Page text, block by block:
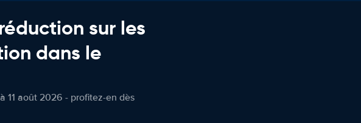
sur les
dans le
11 août 2026 - profitez-en dès